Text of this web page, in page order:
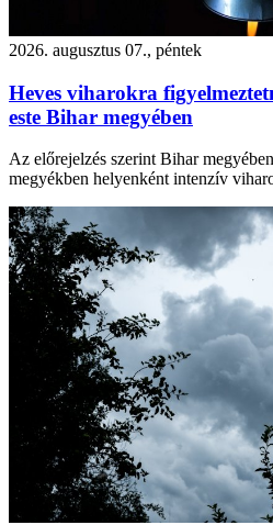
2026. augusztus 07., péntek
Heves viharokra
este Bihar megyében
Az előrejelzés szerint Bihar
megyékben helyenként intenzív